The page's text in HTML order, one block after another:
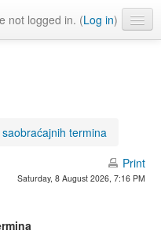
not logged in. (Log in)
saobraćajnih termina
Print
Saturday, 8 August 2026, 7:16 PM